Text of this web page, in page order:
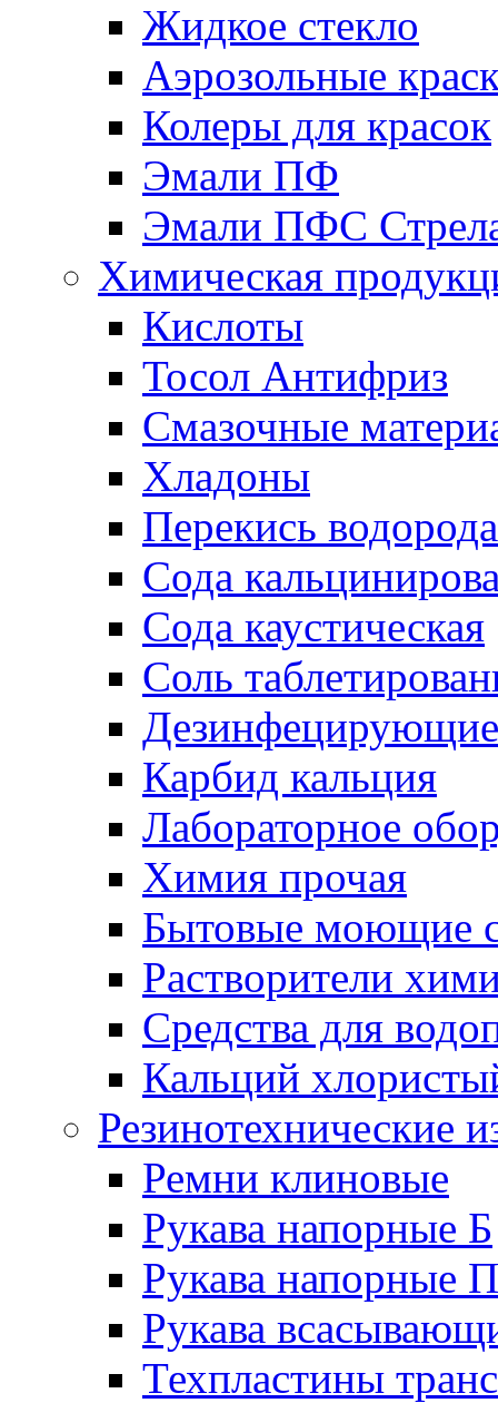
Жидкое стекло
Аэрозольные
Колеры для красок
Эмали ПФ
Эмали ПФС
Химическая
Кислоты
Тосол Антифриз
Смазочные
Хладоны
Перекись водорода
Сода
Сода каустическая
Соль
Дезинфецирующие
Карбид кальция
Лабораторное
Химия прочая
Бытовые моющие
Растворители
Средства для
Кальций
Резинотехнические
Ремни клиновые
Рукава напорные Б
Рукава напорные П
Рукава
Техпластины